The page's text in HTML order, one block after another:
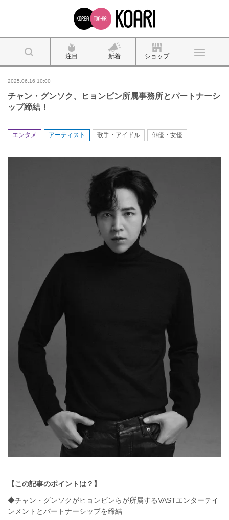
注目 新着 ショップ
2025.06.16 10:00
チャン・グンソク、ヒョンビン所属事務所とパートナーシ
ップ締結！
エンタメ アーティスト 歌手・アイドル 俳優・女優
【この記事のポイントは？】
◆チャン・グンソクがヒョンビンらが所属するVASTエンターテイ
ンメントとパートナーシップを締結